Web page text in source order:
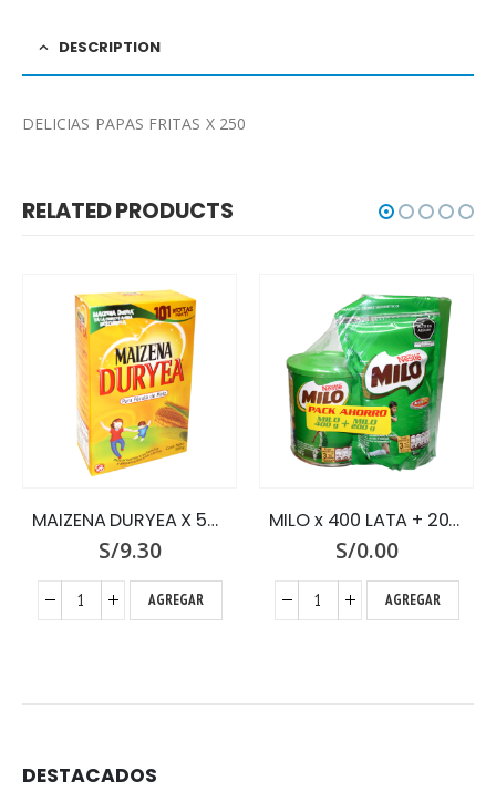
DESCRIPTION
DELICIAS PAPAS FRITAS X 250
RELATED PRODUCTS
MAIZENA DURYEA X 500
S/9.30
AGREGAR
MILO x 400 LATA + 200 DOY PACK
S/0.00
AGREGAR
DESTACADOS